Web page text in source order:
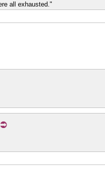
all exhausted."